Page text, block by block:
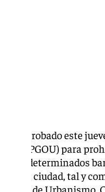
ha aprobado este
(PGOU) para
en determinados
de la ciudad, tal y